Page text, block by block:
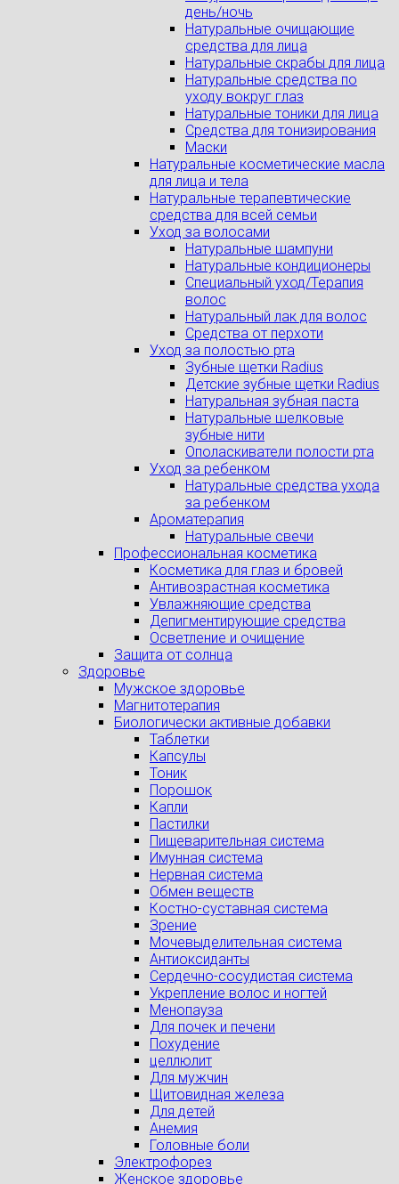
день/ночь
Натуральные очищающие
средства для лица
Натуральные скрабы для лица
Натуральные средства по
уходу вокруг глаз
Натуральные тоники для лица
Средства для тонизирования
Маски
Натуральные косметические масла
для лица и тела
Натуральные терапевтические
средства для всей семьи
Уход за волосами
Натуральные шампуни
Натуральные кондиционеры
Специальный уход/Терапия
волос
Натуральный лак для волос
Средства от перхоти
Уход за полостью рта
Зубные щетки Radius
Детские зубные щетки Radius
Натуральная зубная паста
Натуральные шелковые
зубные нити
Ополаскиватели полости рта
Уход за ребенком
Натуральные средства ухода
за ребенком
Ароматерапия
Натуральные свечи
Профессиональная косметика
Косметика для глаз и бровей
Антивозрастная косметика
Увлажняющие средства
Депигментирующие средства
Осветление и очищение
Защита от солнца
Здоровье
Мужское здоровье
Магнитотерапия
Биологически активные добавки
Таблетки
Капсулы
Тоник
Порошок
Капли
Пастилки
Пищеварительная система
Имунная система
Нервная система
Обмен веществ
Костно-суставная система
Зрение
Мочевыделительная система
Антиоксиданты
Сердечно-сосудистая система
Укрепление волос и ногтей
Менопауза
Для почек и печени
Похудение
целлюлит
Для мужчин
Щитовидная железа
Для детей
Анемия
Головные боли
Электрофорез
Женское здоровье